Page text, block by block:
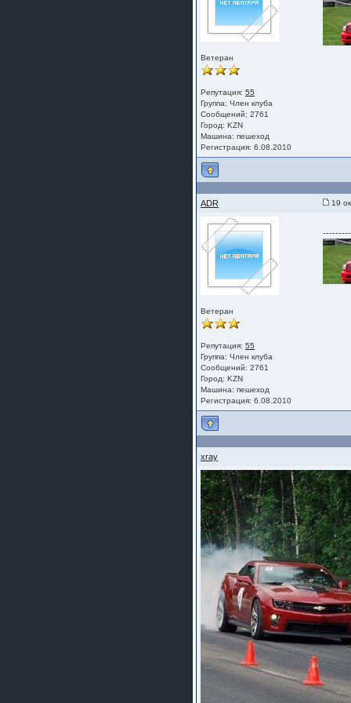
Ветеран
Репутация: 55
Группа: Член клуба
Сообщений: 2761
Город: KZN
Машина: пешеход
Регистрация: 6.08.2010
ADR 19
Ветеран
Репутация: 55
Группа: Член клуба
Сообщений: 2761
Город: KZN
Машина: пешеход
Регистрация: 6.08.2010
xray